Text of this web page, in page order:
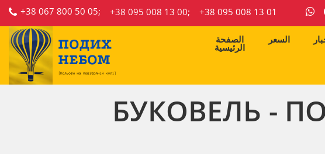
+38 067 800 50 05; +38 095 008 13 00; +38 095 008 13 01
الصفحة
الرئيسية
السعر
БУКОВЕЛЬ -